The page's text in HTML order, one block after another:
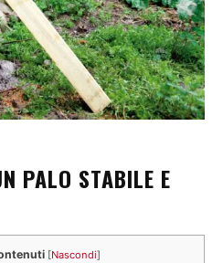
PALO STABILE E
[Nascondi]